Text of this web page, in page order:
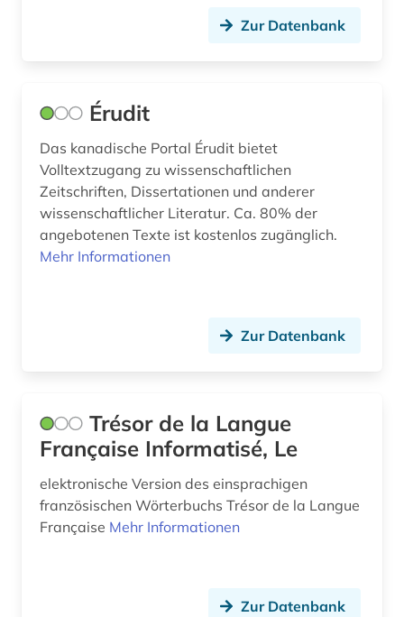
Zur Datenbank
Érudit
Das kanadische Portal Érudit bietet
Volltextzugang zu wissenschaftlichen
Zeitschriften, Dissertationen und anderer
wissenschaftlicher Literatur. Ca. 80% der
angebotenen Texte ist kostenlos zugänglich.
Mehr Informationen
Zur Datenbank
Trésor de la Langue
Française Informatisé, Le
elektronische Version des einsprachigen
französischen Wörterbuchs Trésor de la Langue
Française Mehr Informationen
Zur Datenbank